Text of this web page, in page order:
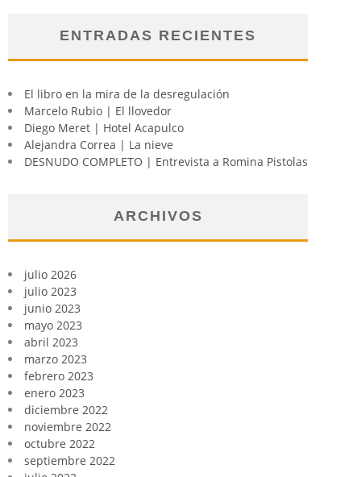
ENTRADAS RECIENTES
El libro en la mira de la desregulación
Marcelo Rubio | El llovedor
Diego Meret | Hotel Acapulco
Alejandra Correa | La nieve
DESNUDO COMPLETO | Entrevista a Romina Pistolas
ARCHIVOS
julio 2026
julio 2023
junio 2023
mayo 2023
abril 2023
marzo 2023
febrero 2023
enero 2023
diciembre 2022
noviembre 2022
octubre 2022
septiembre 2022